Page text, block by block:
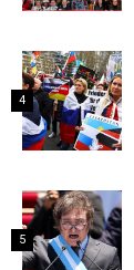
4
5